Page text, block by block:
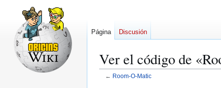
Ver el código de
← Room-O-Matic
Página Discusión